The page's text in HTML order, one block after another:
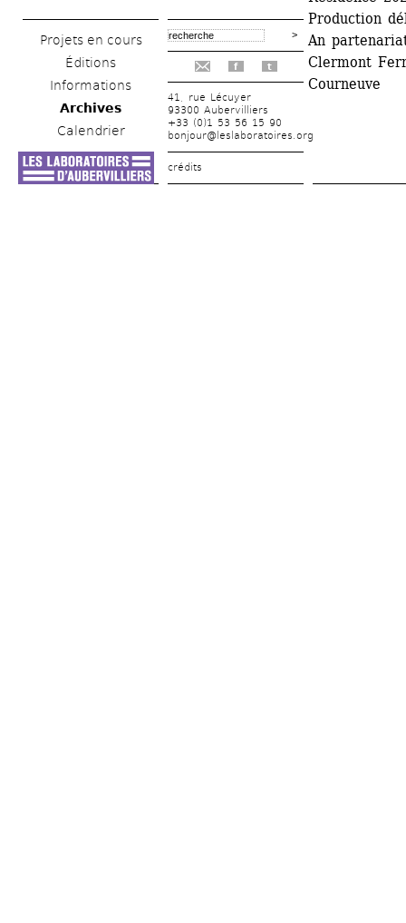
Projets en cours
Éditions
Informations
Archives
Calendrier
f t
41, rue Lécuyer
93300 Aubervilliers
+33 (0)1 53 56 15 90
bonjour@leslaboratoires.org
crédits
Production
An
Clermont
Courneuve